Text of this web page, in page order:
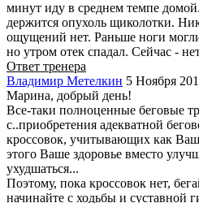
минут иду в среднем темпе
держится опухоль щиколотки.
ощущений нет. Раньше ноги
но утром отек спадал. Сейчас -
Ответ тренера
Владимир Метелкин 5 Ноября
Марина, добрый день!
Все-таки полноценные беговые
с..приобретения адекватной
кроссовок, учитывающих как
этого Ваше здоровье вместо
ухудшаться...
Поэтому, пока кроссовок нет,
начинайте с ходьбы и суставной